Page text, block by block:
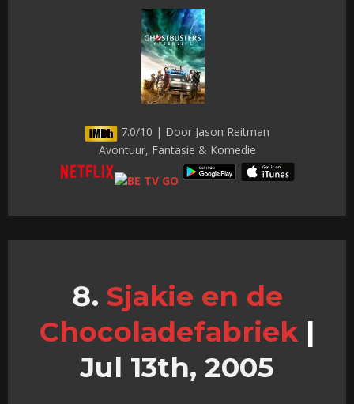
7.0/10 | Door Jason Reitman
Avontuur, Fantasie & Komedie
Sjakie en de
Chocoladefabriek |
Jul 13th, 2005